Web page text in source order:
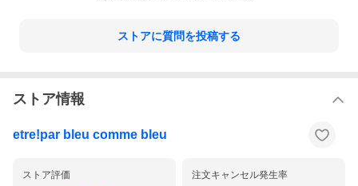
ストアに質問を投稿する
ストア情報
etre!par bleu comme bleu
ストア評価 注文キャンセル発生率